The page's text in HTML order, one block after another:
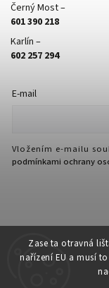
Zase ta otravná
nařízení EU a musí
Černý Most –
601 390 218
Karlín –
602 257 294
E-mail
Vložením e-mailu
podmínkami ochrany
FACEBOOK